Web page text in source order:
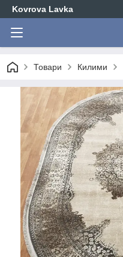
Kovrova Lavka
Товари Килими